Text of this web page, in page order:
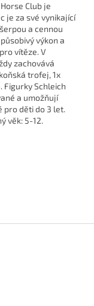
Club je
je za své vynikající
a cennou
výkon a
vítěze. V
zachovává
trofej, 1x
Figurky Schleich
a umožňují
pro děti do 3 let.
věk: 5-12.